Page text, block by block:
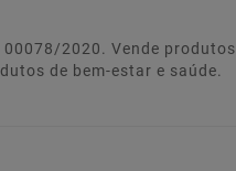
2020. Vende produtos
de bem-estar e saúde.